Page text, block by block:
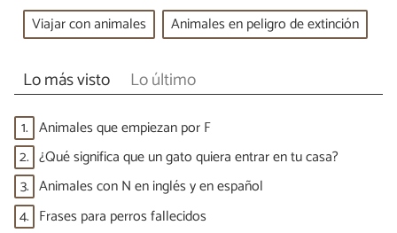
Viajar con animales Animales en peligro de extinción
Lo más visto Lo último
1. Animales que empiezan por F
2. ¿Qué significa que un gato quiera entrar en tu casa?
3. Animales con N en inglés y en español
4. Frases para perros fallecidos